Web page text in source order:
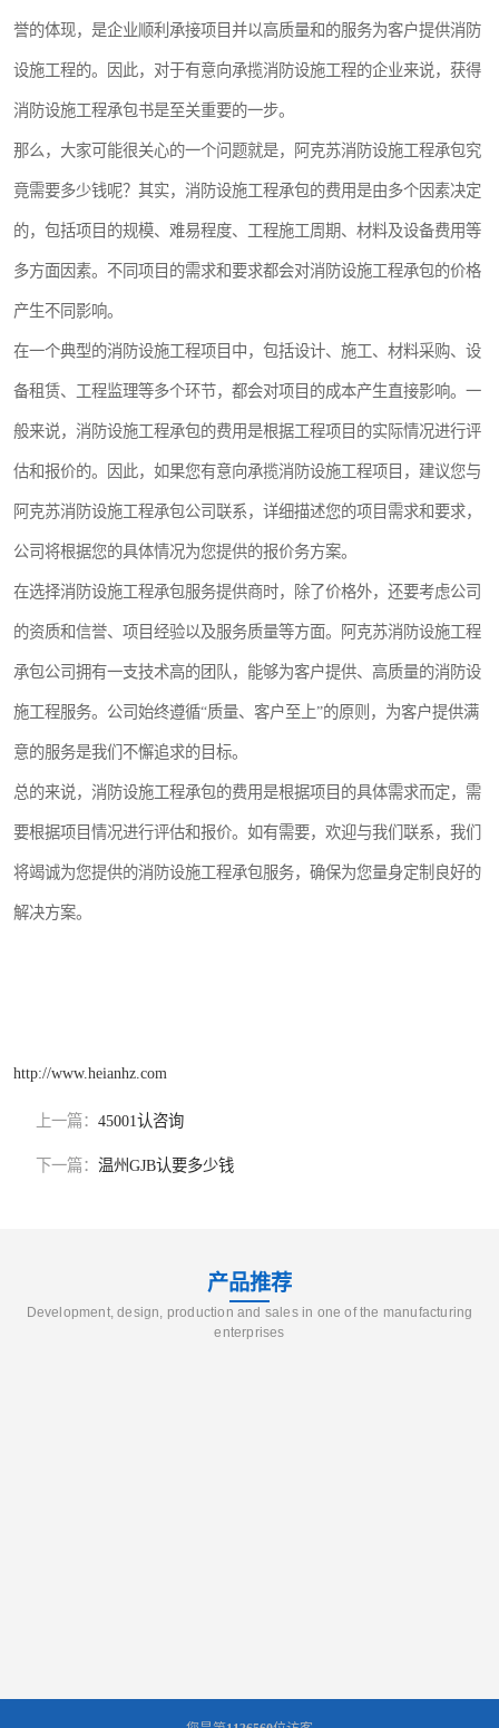
誉的体现，是企业顺利承接项目并以高质量和的服务为客户提供消防
设施工程的。因此，对于有意向承揽消防设施工程的企业来说，获得
消防设施工程承包书是至关重要的一步。
那么，大家可能很关心的一个问题就是，阿克苏消防设施工程承包究
竟需要多少钱呢？其实，消防设施工程承包的费用是由多个因素决定
的，包括项目的规模、难易程度、工程施工周期、材料及设备费用等
多方面因素。不同项目的需求和要求都会对消防设施工程承包的价格
产生不同影响。
在一个典型的消防设施工程项目中，包括设计、施工、材料采购、设
备租赁、工程监理等多个环节，都会对项目的成本产生直接影响。一
般来说，消防设施工程承包的费用是根据工程项目的实际情况进行评
估和报价的。因此，如果您有意向承揽消防设施工程项目，建议您与
阿克苏消防设施工程承包公司联系，详细描述您的项目需求和要求，
公司将根据您的具体情况为您提供的报价务方案。
在选择消防设施工程承包服务提供商时，除了价格外，还要考虑公司
的资质和信誉、项目经验以及服务质量等方面。阿克苏消防设施工程
承包公司拥有一支技术高的团队，能够为客户提供、高质量的消防设
施工程服务。公司始终遵循“质量、客户至上”的原则，为客户提供满
意的服务是我们不懈追求的目标。
总的来说，消防设施工程承包的费用是根据项目的具体需求而定，需
要根据项目情况进行评估和报价。如有需要，欢迎与我们联系，我们
将竭诚为您提供的消防设施工程承包服务，确保为您量身定制良好的
解决方案。
http://www.heianhz.com
上一篇： 45001认咨询
下一篇： 温州GJB认要多少钱
产品推荐
Development, design, production and sales in one of the manufacturing
enterprises